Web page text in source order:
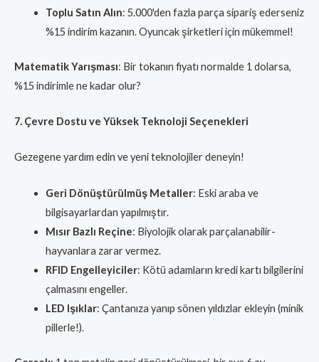
Toplu Satın Alın: 5.000'den fazla parça sipariş ederseniz
%15 indirim kazanın. Oyuncak şirketleri için mükemmel!
Matematik Yarışması: Bir tokanın fiyatı normalde 1 dolarsa,
%15 indirimle ne kadar olur?
7. Çevre Dostu ve Yüksek Teknoloji Seçenekleri
Gezegene yardım edin ve yeni teknolojiler deneyin!
Geri Dönüştürülmüş Metaller: Eski araba ve
bilgisayarlardan yapılmıştır.
Mısır Bazlı Reçine: Biyolojik olarak parçalanabilir-
hayvanlara zarar vermez.
RFID Engelleyiciler: Kötü adamların kredi kartı bilgilerini
çalmasını engeller.
LED Işıklar: Çantanıza yanıp sönen yıldızlar ekleyin (minik
pillerle!).